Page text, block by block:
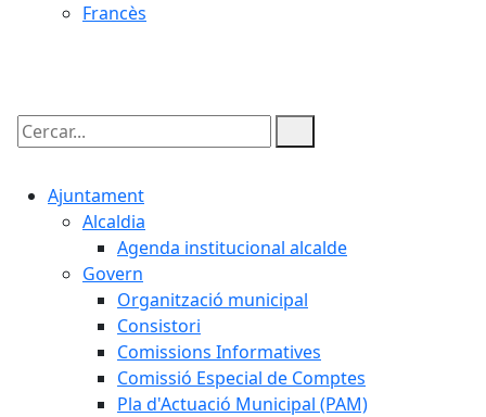
Francès
Cercar:
Ajuntament
Alcaldia
Agenda institucional alcalde
Govern
Organització municipal
Consistori
Comissions Informatives
Comissió Especial de Comptes
Pla d'Actuació Municipal (PAM)